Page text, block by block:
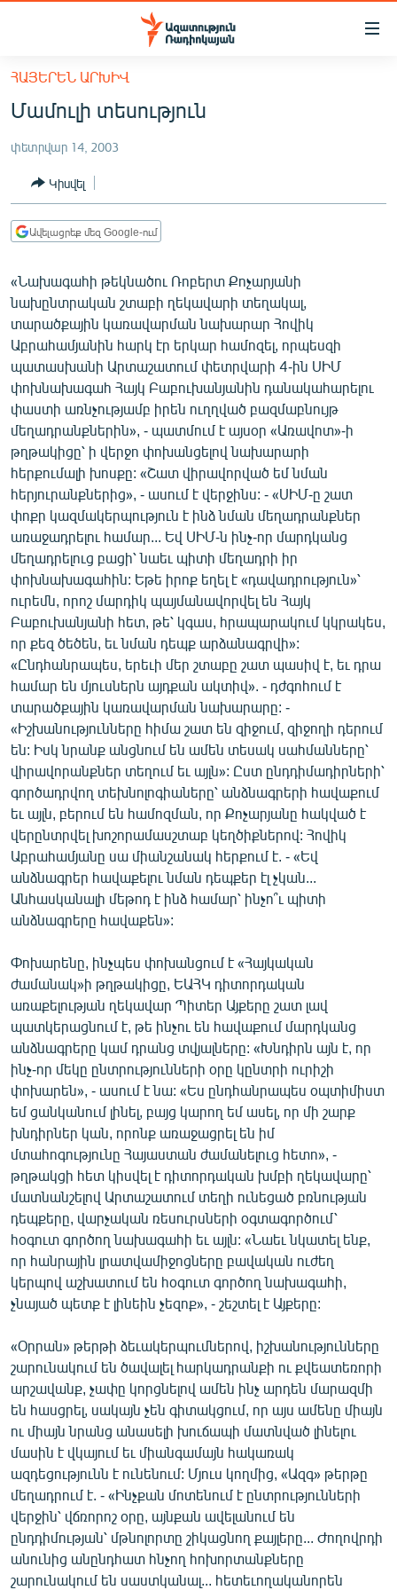
Մատչելիության
հիմնական
բովանդակությանը
հիմնական
մենյուին
Որոնում
ՀԱՅԱՍՏԱՆ
ՔԱՂԱՔԱԿԱՆ
ԸՆՏՐՈՒԹՅՈՒՆՆԵՐ 2026
ԻՐԱՎՈՒՆՔ
ՏՆՏԵՍՈՒԹՅՈՒՆ
ՂԱՐԱԲԱՂ
ՊԱՏԵՐԱԶՄԻ 6 ՇԱԲԱԹՆԵՐԸ
ՏԱՐԱԾԱՇՐՋԱՆ
ՄԻՋԱԶԳԱՅԻՆ
ՄՇԱԿՈՒՅԹ
ՍՊՈՐՏ
ՄԵԿՆԱԲԱՆՈՒԹՅՈՒՆ
ՏՏ ԵՒ ԻՆՏԵՐՆԵՏ
ԿՈՐՈՆԱՎԻՐՈՒՍ
ԱՐԽԻՎ
ՏԵՍԱՆՅՈՒԹԵՐ
ԲԱՆԱՎԵՃ
ՁԳՏԵԼՈՎ ԼԱՎԱԳՈՒՅՆԻՆ
ՓՈԴՔԱՍԹ
Հայերեն
English
Русский
ՀԵՏԵՎԵՔ ՄԵԶ
«Ազատության» բոլոր կայքերը
ՀԱՅԵՐԵՆ ԱՐԽԻՎ
Մամուլի տեսություն
փետրվար 14, 2003
Կիսվել
Ավելացրեք մեզ Google-ում
«Նախագահի թեկնածու Ռոբերտ Քոչարյանի
նախընտրական շտաբի ղեկավարի տեղակալ,
տարածքային կառավարման նախարար Հովիկ
Աբրահամյանին հարկ էր երկար համոզել, որպեսզի
պատասխանի Արտաշատում փետրվարի 4-ին ՍԻՄ
փոխնախագահ Հայկ Բաբուխանյանին դանակահարելու
փաստի առնչությամբ իրեն ուղղված բազմաբնույթ
մեղադրանքներին», - պատմում է այսօր «Առավոտ»-ի
թղթակիցը՝ ի վերջո փոխանցելով նախարարի
հերքումալի խոսքը: «Շատ վիրավորված եմ նման
հերյուրանքներից», - ասում է վերջինս: - «ՍԻՄ-ը շատ
փոքր կազմակերպություն է ինձ նման մեղադրանքներ
առաջադրելու համար... Եվ ՍԻՄ-ն ինչ-որ մարդկանց
մեղադրելուց բացի՝ նաեւ պիտի մեղադրի իր
փոխնախագահին: Եթե իրոք եղել է «դավադրություն»՝
ուրեմն, որոշ մարդիկ պայմանավորվել են Հայկ
Բաբուխանյանի հետ, թե՝ կգաս, հրապարակում կկրակես,
որ քեզ ծեծեն, եւ նման դեպք արձանագրվի»:
«Ընդհանրապես, երեւի մեր շտաբը շատ պասիվ է, եւ դրա
համար են մյուսներն այդքան ակտիվ». - դժգոհում է
տարածքային կառավարման նախարարը: -
«Իշխանությունները հիմա շատ են զիջում, զիջողի դերում
են: Իսկ նրանք անցնում են ամեն տեսակ սահմանները՝
վիրավորանքներ տեղում եւ այլն»: Ըստ ընդդիմադիրների՝
գործադրվող տեխնոլոգիաները՝ անձնագրերի հավաքում
եւ այլն, բերում են համոզման, որ Քոչարյանը հակված է
վերընտրվել խոշորամասշտաբ կեղծիքներով: Հովիկ
Աբրահամյանը սա միանշանակ հերքում է. - «Եվ
անձնագրեր հավաքելու նման դեպքեր էլ չկան...
Անհասկանալի մեթոդ է ինձ համար՝ ինչո՞ւ պիտի
անձնագրերը հավաքեն»:
Փոխարենը, ինչպես փոխանցում է «Հայկական
ժամանակ»ի թղթակիցը, ԵԱՀԿ դիտորդական
առաքելության ղեկավար Պիտեր Այքերը շատ լավ
պատկերացնում է, թե ինչու են հավաքում մարդկանց
անձնագրերը կամ դրանց տվյալները: «Խնդիրն այն է, որ
ինչ-որ մեկը ընտրությունների օրը կընտրի ուրիշի
փոխարեն», - ասում է նա: «Ես ընդհանրապես օպտիմիստ
եմ ցանկանում լինել, բայց կարող եմ ասել, որ մի շարք
խնդիրներ կան, որոնք առաջացրել են իմ
մտահոգությունը Հայաստան ժամանելուց հետո», -
թղթակցի հետ կիսվել է դիտորդական խմբի ղեկավարը՝
մատնանշելով Արտաշատում տեղի ունեցած բռնության
դեպքերը, վարչական ռեսուրսների օգտագործում՝
հօգուտ գործող նախագահի եւ այլն: «Նաեւ նկատել ենք,
որ հանրային լրատվամիջոցները բավական ուժեղ
կերպով աշխատում են հօգուտ գործող նախագահի,
չնայած պետք է լինեին չեզոք», - շեշտել է Այքերը:
«Օրրան» թերթի ձեւակերպումներով, իշխանությունները
շարունակում են ծավալել հարկադրանքի ու քվեատեռորի
արշավանք, չափը կորցնելով ամեն ինչ արդեն մարազմի
են հասցրել, սակայն չեն գիտակցում, որ այս ամենը միայն
ու միայն նրանց անասելի խուճապի մատնված լինելու
մասին է վկայում եւ միանգամայն հակառակ
ազդեցությունն է ունենում: Մյուս կողմից, «Ազգ» թերթը
մեղադրում է. - «Ինչքան մոտենում է ընտրությունների
վերջին՝ վճռորոշ օրը, այնքան ավելանում են
ընդդիմության՝ մթնոլորտը շիկացնող քայլերը... Ժողովրդի
անունից անընդհատ հնչող հոխորտանքները
շարունակում են սաստկանալ... հետեւողականորեն